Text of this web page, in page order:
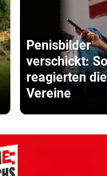
Penisbilder
verschickt: So
reagierten die
Vereine